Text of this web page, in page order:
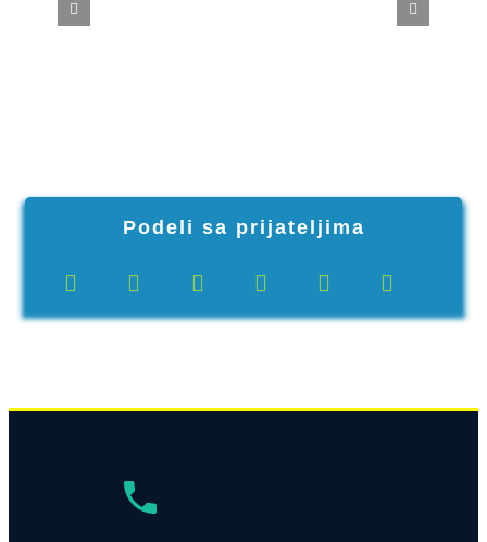
Podeli sa prijateljima